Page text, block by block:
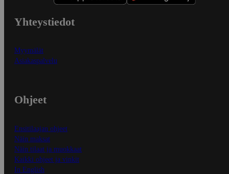
Yhteystiedot
Myymälät
Asiakaspalvelu
Ohjeet
Ensitilaajan ohjeet
Näin maksat
Näin tilaat ja muokkaat
Kaikki ohjeet ja vinkit
In English